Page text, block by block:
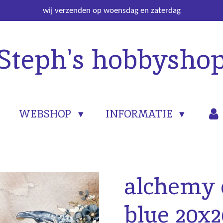
wij verzenden op woensdag en zaterdag
WEBSHOP INFORMATIE
alchemy
blue